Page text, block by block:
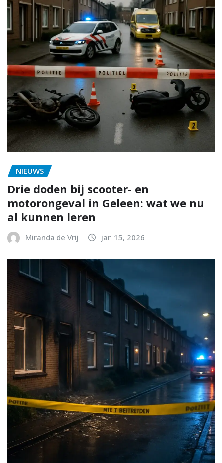
NIEUWS
Drie doden bij scooter- en
motorongeval in Geleen: wat we nu
al kunnen leren
Miranda de Vrij jan 15, 2026